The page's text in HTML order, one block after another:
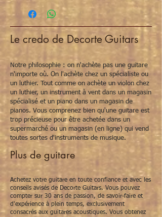
Le credo de Decorte Guitars
Notre philosophie : on n'achète pas une guitare
n'importe où. On l'achète chez un spécialiste ou
un luthier. Tout comme on achète un violon chez
un luthier, un instrument à vent dans un magasin
spécialisé et un piano dans un magasin de
pianos. Vous comprenez bien qu'une guitare est
trop précieuse pour être achetée dans un
supermarché ou un magasin (en ligne) qui vend
toutes sortes d'instruments de musique.
Plus de guitare
Achetez votre guitare en toute confiance et avec les
conseils avisés de Decorte Guitars. Vous pouvez
compter sur 30 ans de passion, de savoir-faire et
d'expérience à plein temps, exclusivement
consacrés aux guitares acoustiques. Vous obtenez